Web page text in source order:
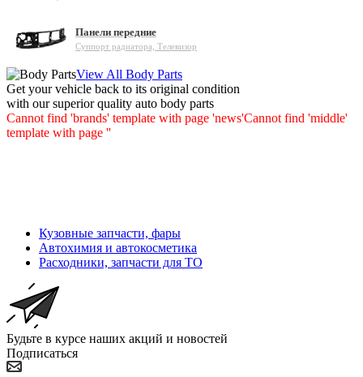
Панели передние
Суппорт радиатора, Телевизор
View All Body Parts
Get your vehicle back to its original condition
with our superior quality auto body parts
Cannot find 'brands' template with page 'news'Cannot find 'middle'
template with page ''
Кузовные запчасти, фары
Автохимия и автокосметика
Расходники, запчасти для ТО
Будьте в курсе наших акций и новостей
Подписаться